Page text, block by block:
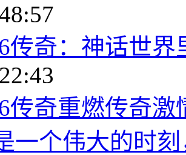
传奇：神话世界
传奇重燃传奇
一个伟大的时